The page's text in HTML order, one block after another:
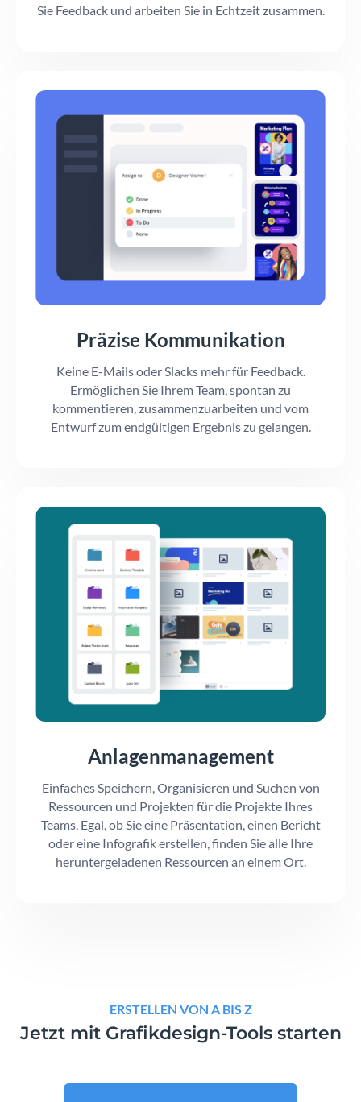
Sie Feedback und arbeiten Sie in Echtzeit zusammen.
Präzise Kommunikation
Keine E-Mails oder Slacks mehr für Feedback.
Ermöglichen Sie Ihrem Team, spontan zu
kommentieren, zusammenzuarbeiten und vom
Entwurf zum endgültigen Ergebnis zu gelangen.
Anlagenmanagement
Einfaches Speichern, Organisieren und Suchen von
Ressourcen und Projekten für die Projekte Ihres
Teams. Egal, ob Sie eine Präsentation, einen Bericht
oder eine Infografik erstellen, finden Sie alle Ihre
heruntergeladenen Ressourcen an einem Ort.
ERSTELLEN VON A BIS Z
Jetzt mit Grafikdesign-Tools starten